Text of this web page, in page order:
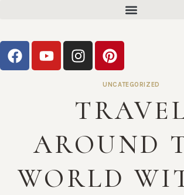
UNCATEGORIZED
AROUND
WORLD